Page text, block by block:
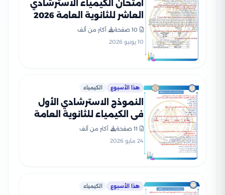
امتحان الكيمياء الاسترشادي
العاشر للثانوية العامة 2026
PDF للتدريب على نمط
الأسئلة
10 صفحة
أكثر من ألف
10 يونيو 2026
هذا الأسبوع الكيمياء
النموذج الاسترشادي الأول
في الكيمياء للثانوية العامة
2026 بصيغة PDF
11 صفحة
أكثر من ألف
24 مايو 2026
هذا الأسبوع الكيمياء